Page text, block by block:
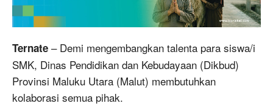
Ternate – Demi mengembangkan talenta para siswa/i
SMK, Dinas Pendidikan dan Kebudayaan (Dikbud)
Provinsi Maluku Utara (Malut) membutuhkan
kolaborasi semua pihak.